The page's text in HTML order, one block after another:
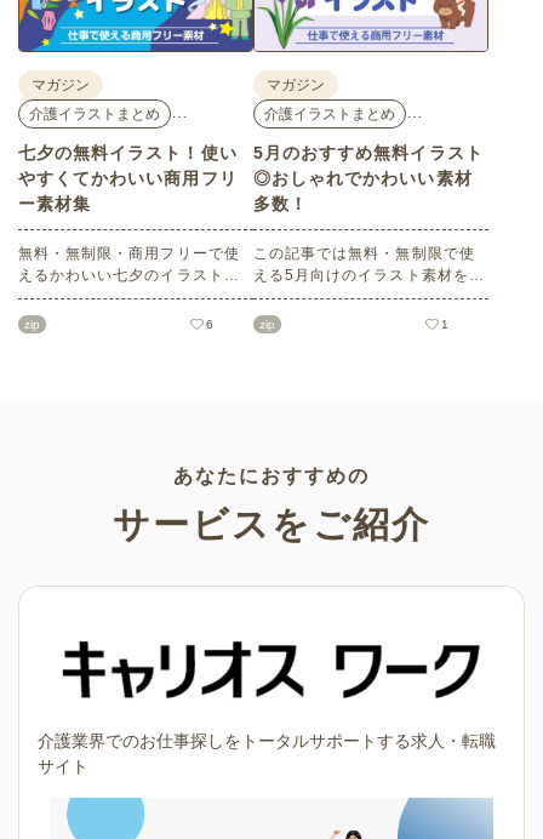
い。
マガジン
介護イラストまとめ
七夕の無料イラスト！使い
やすくてかわいい商用フリ
ー素材集
無料・無制限・商用フリーで使
えるかわいい七夕のイラスト素
材をご紹介します。短冊の印刷
用テンプレート、飾り文字、使
zip 6
マガジン
介護イラストまとめ
5月のおすすめ無料イラスト
◎おしゃれでかわいい素材
多数！
この記事では無料・無制限で使
える5月向けのイラスト素材を多
数ご紹介します。商用フリーの
可愛くておしゃれなイラスト素
さい！
zip 1
あなたにおすすめの
サービスをご紹介
介護業界でのお仕事探しをトータルサポートする求人・転職
サイト